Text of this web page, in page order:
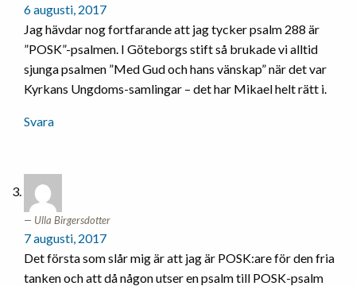
6 augusti, 2017
Jag hävdar nog fortfarande att jag tycker psalm 288 är
”POSK”-psalmen. I Göteborgs stift så brukade vi alltid
sjunga psalmen ”Med Gud och hans vänskap” när det var
Kyrkans Ungdoms-samlingar – det har Mikael helt rätt i.
Svara
Ulla Birgersdotter
7 augusti, 2017
Det första som slår mig är att jag är POSK:are för den fria
tanken och att då någon utser en psalm till POSK-psalm